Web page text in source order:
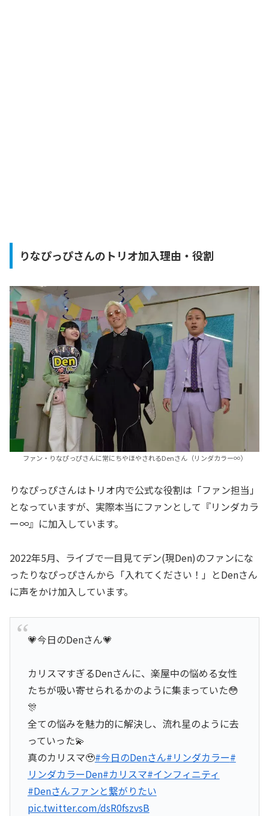
りなぴっぴさんのトリオ加入理由・役割
ファン・りなぴっぴさんに常にちやほやされるDenさん（リンダカラー∞）
りなぴっぴさんはトリオ内で公式な役割は「ファン担当」
となっていますが、実際本当にファンとして『リンダカラ
ー∞』に加入しています。
2022年5月、ライブで一目見てデン(現Den)のファンにな
ったりなぴっぴさんから「入れてください！」とDenさん
に声をかけ加入しています。
💗今日のDenさん💗
カリスマすぎるDenさんに、楽屋中の悩める女性
たちが吸い寄せられるかのように集まっていた😳
🎊
全ての悩みを魅力的に解決し、流れ星のように去
っていった💫
真のカリスマ🥹#今日のDenさん#リンダカラー#
リンダカラーDen#カリスマ#インフィニティ
#Denさんファンと繋がりたい
pic.twitter.com/dsR0fszvsB